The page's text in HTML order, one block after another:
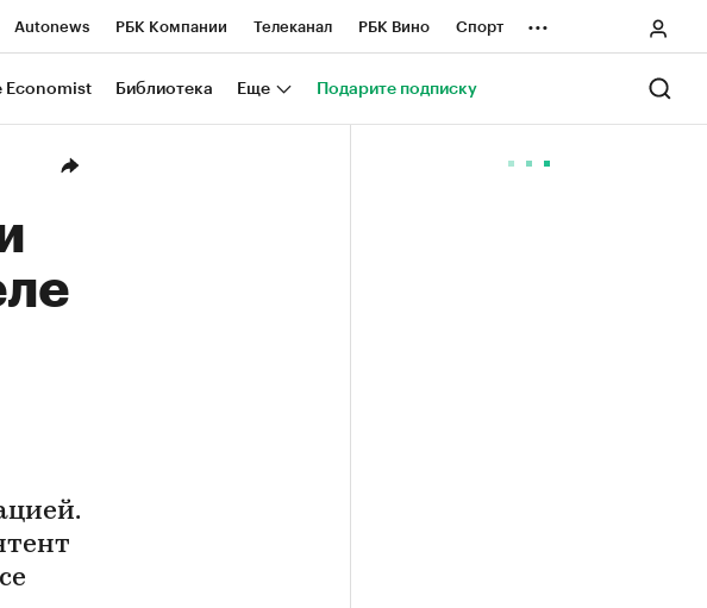
Autonews РБК Компании Телеканал РБК Вино Спорт
Национальные проекты Город
...
Economist Библиотека Еще Подарите подписку